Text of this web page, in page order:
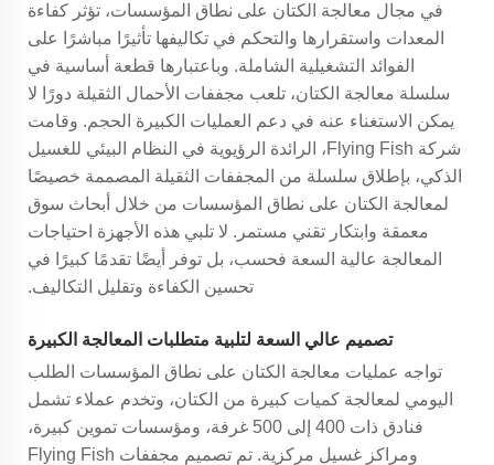
في مجال معالجة الكتان على نطاق المؤسسات، تؤثر كفاءة
المعدات واستقرارها والتحكم في تكاليفها تأثيرًا مباشرًا على
الفوائد التشغيلية الشاملة. وباعتبارها قطعة أساسية في
سلسلة معالجة الكتان، تلعب مجففات الأحمال الثقيلة دورًا لا
يمكن الاستغناء عنه في دعم العمليات الكبيرة الحجم. وقامت
شركة Flying Fish، الرائدة الرؤيوية في النظام البيئي للغسيل
الذكي، بإطلاق سلسلة من المجففات الثقيلة المصممة خصيصًا
لمعالجة الكتان على نطاق المؤسسات من خلال أبحاث سوق
معمقة وابتكار تقني مستمر. لا تلبي هذه الأجهزة احتياجات
المعالجة عالية السعة فحسب، بل توفر أيضًا تقدمًا كبيرًا في
تحسين الكفاءة وتقليل التكاليف.
تصميم عالي السعة لتلبية متطلبات المعالجة الكبيرة
تواجه عمليات معالجة الكتان على نطاق المؤسسات الطلب
اليومي لمعالجة كميات كبيرة من الكتان، وتخدم عملاء تشمل
فنادق ذات 400 إلى 500 غرفة، ومؤسسات تموين كبيرة،
ومراكز غسيل مركزية. تم تصميم مجففات Flying Fish